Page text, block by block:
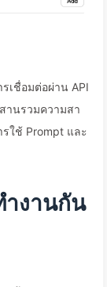
เชื่อมต่อผ่าน API
านรวมความสา
ใช้ Prompt และ
ำงานกัน